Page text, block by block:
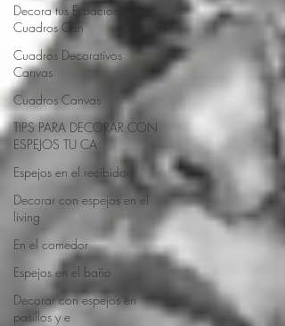
Decora tus Espacios con
Cuadros Can
Cuadros Decorativos
Canvas
Cuadros Canvas
TIPS PARA DECORAR CON
ESPEJOS TU CA
Espejos en el recibidor
Decorar con espejos en el
living
En el comedor
Espejos en el baño
Decorar con espejos en
pasillos y e